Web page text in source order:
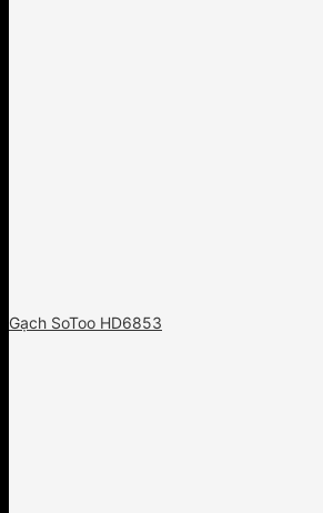
Gạch SoToo HD6853